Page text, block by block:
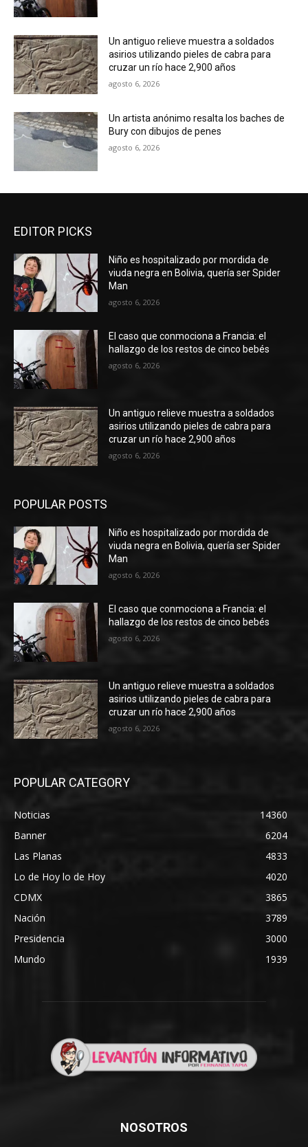
Un antiguo relieve muestra a soldados
asirios utilizando pieles de cabra para
cruzar un río hace 2,900 años
agosto 6, 2026
Un artista anónimo resalta los baches de
Bury con dibujos de penes
agosto 6, 2026
EDITOR PICKS
Niño es hospitalizado por mordida de
viuda negra en Bolivia, quería ser Spider
Man
agosto 6, 2026
El caso que conmociona a Francia: el
hallazgo de los restos de cinco bebés
agosto 6, 2026
Un antiguo relieve muestra a soldados
asirios utilizando pieles de cabra para
cruzar un río hace 2,900 años
agosto 6, 2026
POPULAR POSTS
Niño es hospitalizado por mordida de
viuda negra en Bolivia, quería ser Spider
Man
agosto 6, 2026
El caso que conmociona a Francia: el
hallazgo de los restos de cinco bebés
agosto 6, 2026
Un antiguo relieve muestra a soldados
asirios utilizando pieles de cabra para
cruzar un río hace 2,900 años
agosto 6, 2026
POPULAR CATEGORY
Noticias
14360
Banner
6204
Las Planas
4833
Lo de Hoy lo de Hoy
4020
CDMX
3865
Nación
3789
Presidencia
3000
Mundo
1939
NOSOTROS